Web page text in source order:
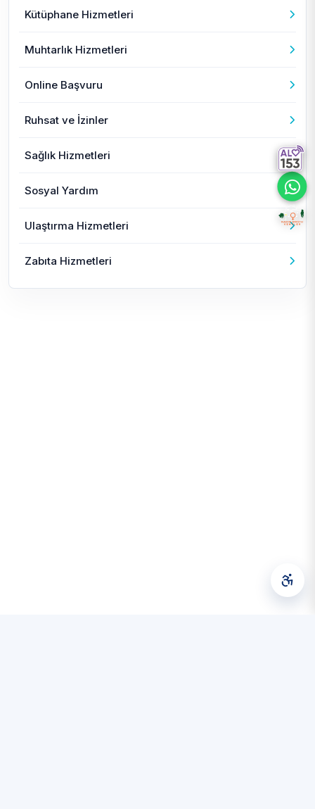
Kütüphane Hizmetleri
Muhtarlık Hizmetleri
Online Başvuru
Ruhsat ve İzinler
Sağlık Hizmetleri
Sosyal Yardım
Ulaştırma Hizmetleri
Zabıta Hizmetleri